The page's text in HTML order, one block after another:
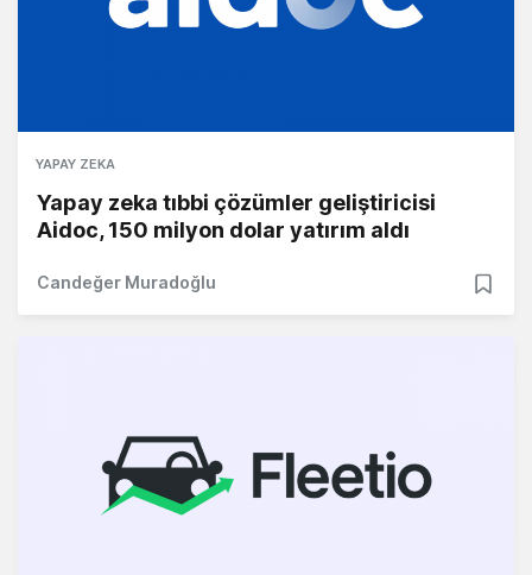
YAPAY ZEKA
Yapay zeka tıbbi çözümler geliştiricisi
Aidoc, 150 milyon dolar yatırım aldı
Candeğer Muradoğlu